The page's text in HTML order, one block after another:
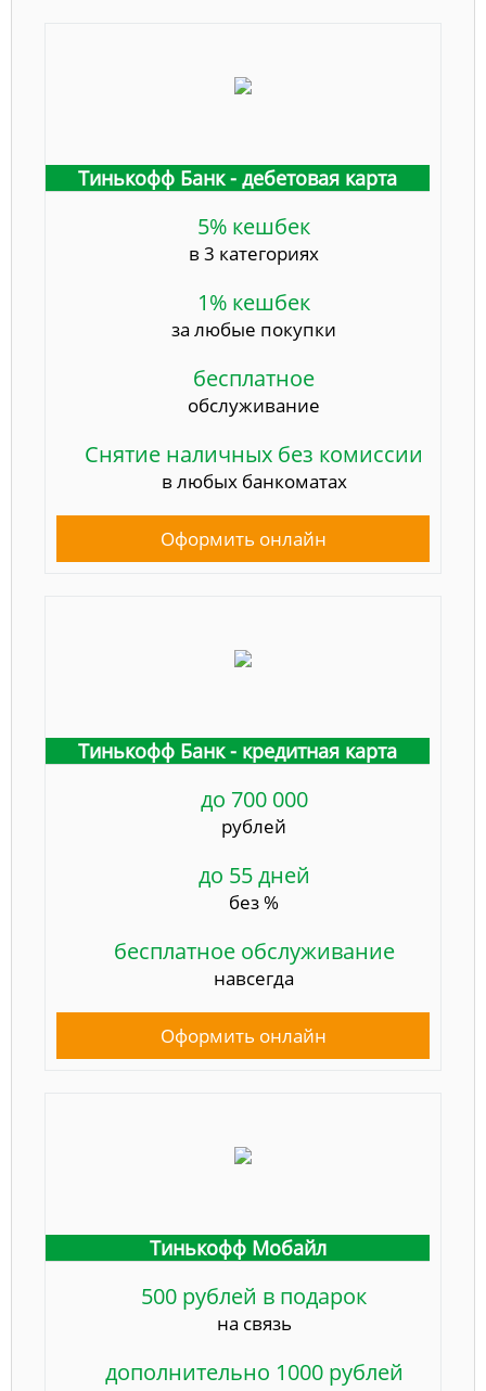
Тинькофф Банк - дебетовая карта
5% кешбек
в 3 категориях
1% кешбек
за любые покупки
бесплатное
обслуживание
Снятие наличных без комиссии
в любых банкоматах
Оформить онлайн
Тинькофф Банк - кредитная карта
до 700 000
рублей
до 55 дней
без %
бесплатное обслуживание
навсегда
Оформить онлайн
Тинькофф Мобайл
500 рублей в подарок
на связь
дополнительно 1000 рублей